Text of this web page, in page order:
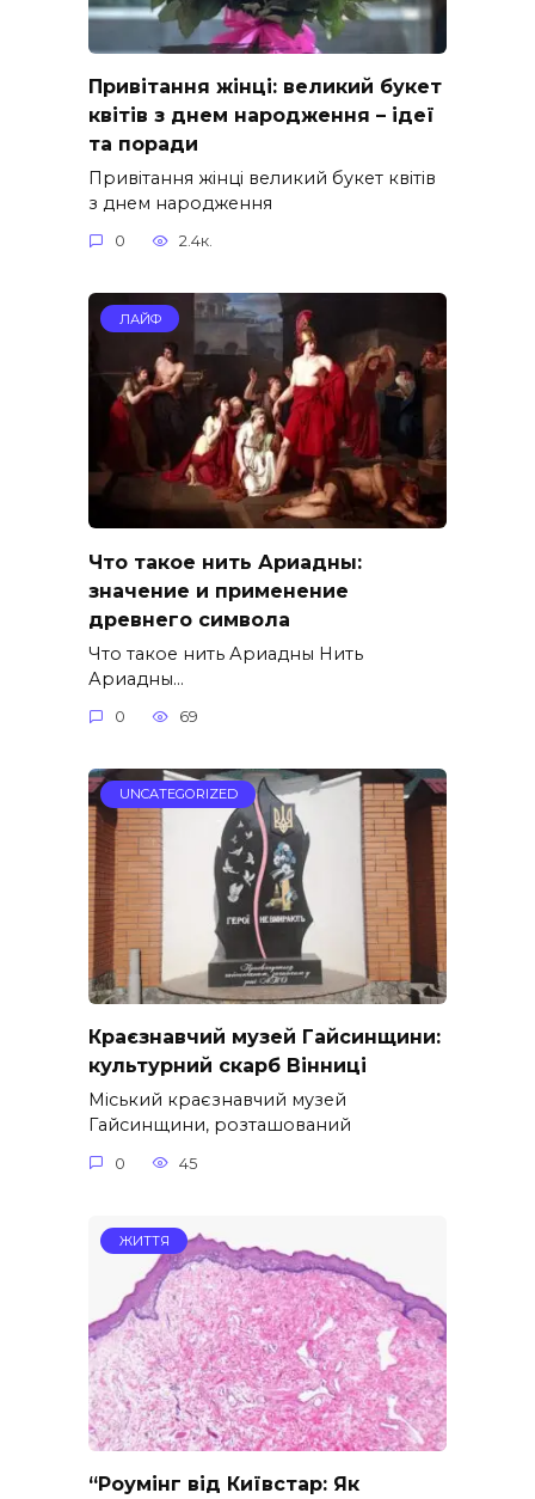
Привітання жінці: великий букет
квітів з днем народження – ідеї
та поради
Привітання жінці великий букет квітів
з днем народження
0 2.4к.
ЛАЙФ
Что такое нить Ариадны:
значение и применение
древнего символа
Что такое нить Ариадны Нить
Ариадны…
0 69
UNCATEGORIZED
Краєзнавчий музей Гайсинщини:
культурний скарб Вінниці
Міський краєзнавчий музей
Гайсинщини, розташований
0 45
ЖИТТЯ
“Роумінг від Київстар: Як